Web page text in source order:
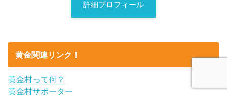
詳細プロフィール
黄金関連リンク！
黄金村って何？
黄金村サポーター